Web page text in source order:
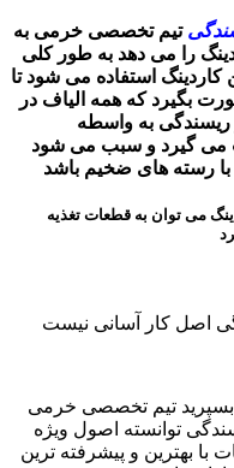
تیم تخصصی خرمی به
را می دهد به طور کلی
استفاده می شود تا
بگیرد که همه الیاف در
ریسندگی به واسطه
می گیرد و سبب می شود
با رسته های ضخیم باشد
می توان به قطعات تغذیه
اصل کار آسانی نیست
بسپرید تیم تخصصی خرمی
توانسته اصول ویژه
با بهترین و پیشرفته ترین